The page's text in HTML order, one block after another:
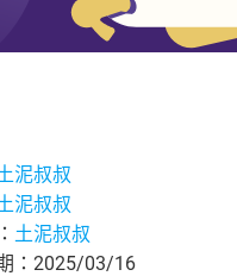
泥叔叔
泥叔叔
土泥叔叔
：2025/03/16